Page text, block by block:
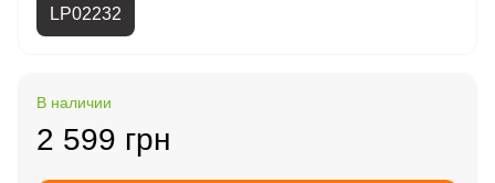
LP02232
В наличии
2 599 грн